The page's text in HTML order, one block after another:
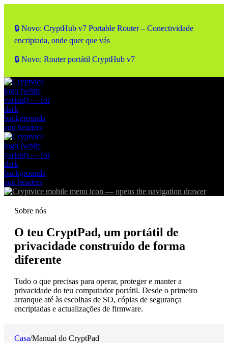
🔒 Novo: CryptHub v7 Portable Router – Conectividade
encriptada, onde quer que vás
🔒 Novo: Router portátil CryptHub v7
Sobre nós
O teu CryptPad, um portátil de
privacidade construído de forma
diferente
Tudo o que precisas para operar, proteger e manter a
privacidade do teu computador portátil. Desde o primeiro
arranque até às escolhas de SO, cópias de segurança
encriptadas e actualizações de firmware.
Casa/Manual do CryptPad